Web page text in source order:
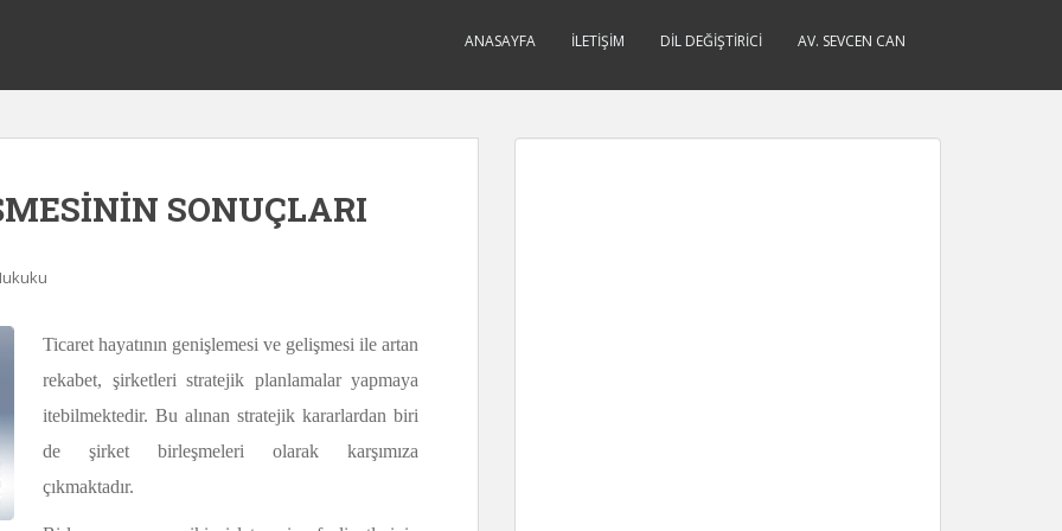
ANASAYFA İLETIŞIM DIL DEĞIŞTIRICI AV. SEVCEN CAN
SONUÇLARI
Ticaret hayatının genişlemesi ve gelişmesi ile artan
rekabet, şirketleri stratejik planlamalar yapmaya
itebilmektedir. Bu alınan stratejik kararlardan biri
de şirket birleşmeleri olarak karşımıza
çıkmaktadır.